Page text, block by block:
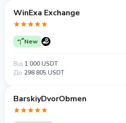
WinExa Exchange
New
Від 1 000 USDT
До 298 805 USDT
BarskiyDvorObmen